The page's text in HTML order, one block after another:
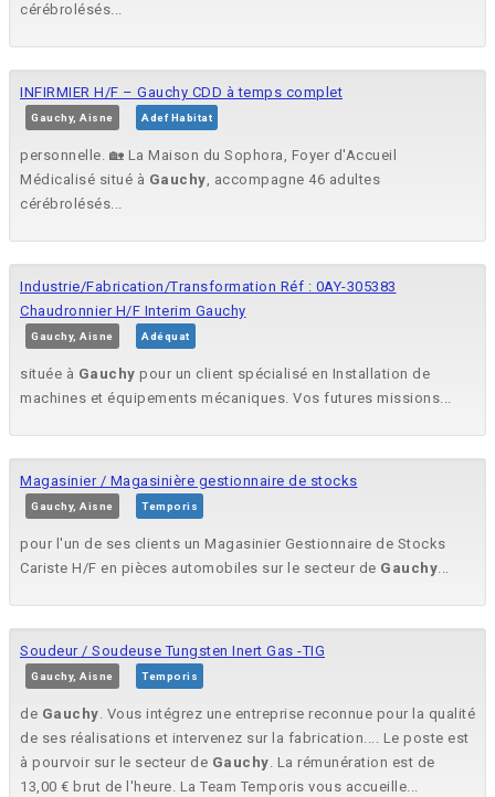
cérébrolésés...
INFIRMIER H/F – Gauchy CDD à temps complet
Gauchy, Aisne Adef Habitat
personnelle. 🏡 La Maison du Sophora, Foyer d'Accueil
Médicalisé situé à Gauchy, accompagne 46 adultes
cérébrolésés...
Industrie/Fabrication/Transformation Réf : 0AY-305383
Chaudronnier H/F Interim Gauchy
Gauchy, Aisne Adéquat
située à Gauchy pour un client spécialisé en Installation de
machines et équipements mécaniques. Vos futures missions...
Magasinier / Magasinière gestionnaire de stocks
Gauchy, Aisne Temporis
pour l'un de ses clients un Magasinier Gestionnaire de Stocks
Cariste H/F en pièces automobiles sur le secteur de Gauchy...
Soudeur / Soudeuse Tungsten Inert Gas -TIG
Gauchy, Aisne Temporis
de Gauchy. Vous intégrez une entreprise reconnue pour la qualité
de ses réalisations et intervenez sur la fabrication.... Le poste est
à pourvoir sur le secteur de Gauchy. La rémunération est de
13,00 € brut de l'heure. La Team Temporis vous accueille...